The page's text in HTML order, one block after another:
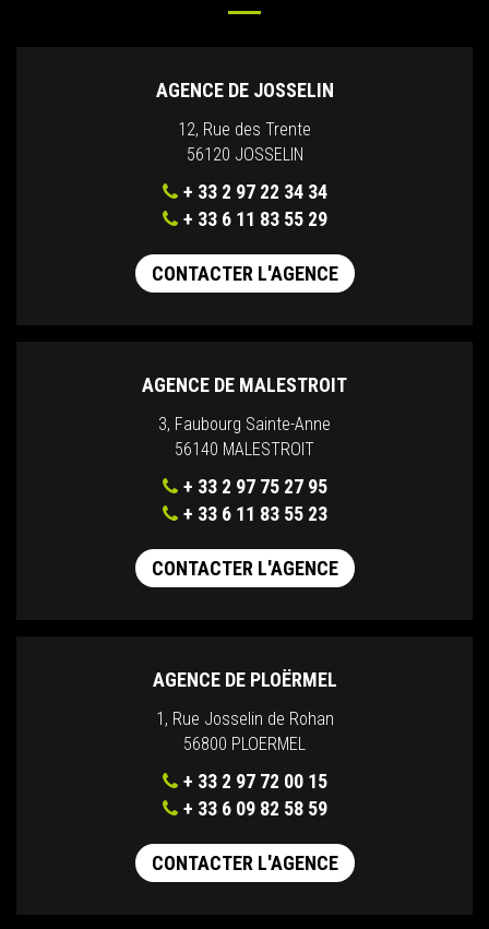
AGENCE DE JOSSELIN
12, Rue des Trente
56120 JOSSELIN
+ 33 2 97 22 34 34
+ 33 6 11 83 55 29
CONTACTER L'AGENCE
AGENCE DE MALESTROIT
3, Faubourg Sainte-Anne
56140 MALESTROIT
+ 33 2 97 75 27 95
+ 33 6 11 83 55 23
CONTACTER L'AGENCE
AGENCE DE PLOËRMEL
1, Rue Josselin de Rohan
56800 PLOERMEL
+ 33 2 97 72 00 15
+ 33 6 09 82 58 59
CONTACTER L'AGENCE